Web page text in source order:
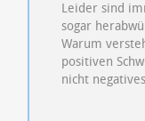
Leider sind
sogar
Warum
positiven
nicht